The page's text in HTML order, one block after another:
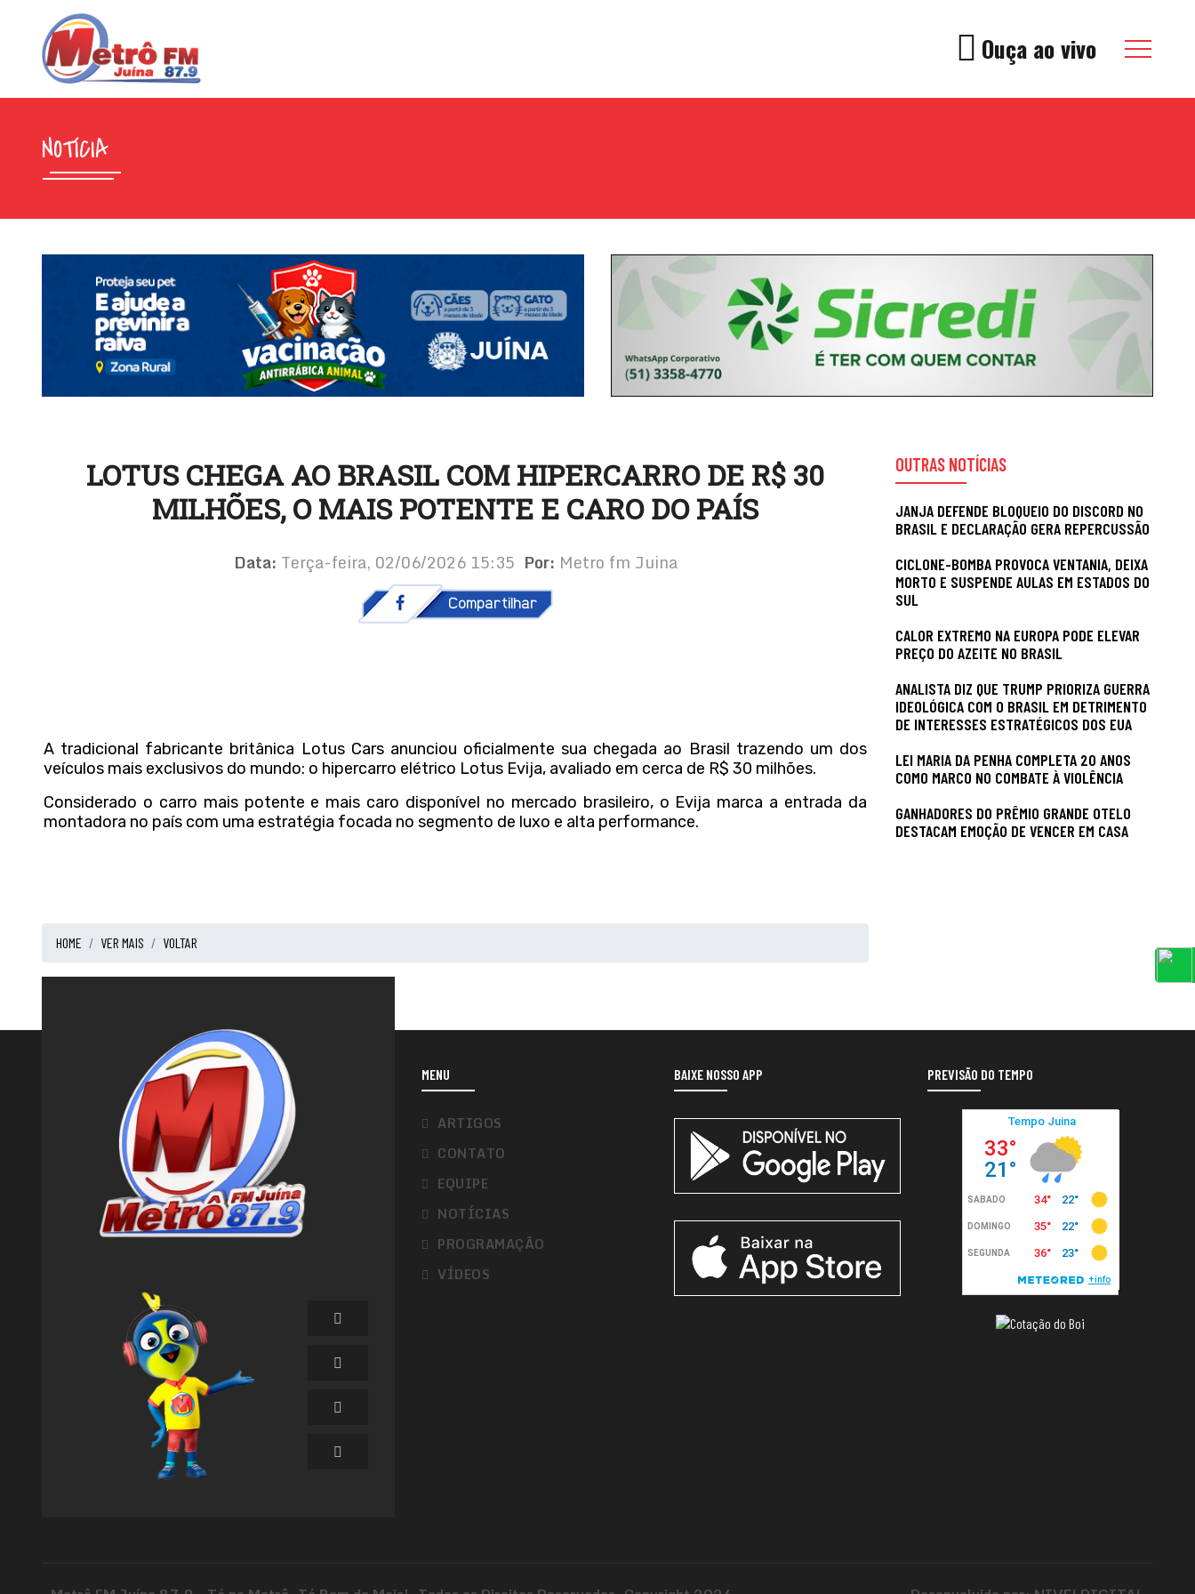
Ouça ao vivo
NOTÍCIA
LOTUS CHEGA AO BRASIL COM HIPERCARRO DE R$ 30
MILHÕES, O MAIS POTENTE E CARO DO PAÍS
Data: Terça-feira, 02/06/2026 15:35 Por: Metro fm Juina
A tradicional fabricante britânica Lotus Carsanunciou oficialmente sua chegada ao Brasil trazendo um dos
veículos mais exclusivos do mundo: o hipercarro elétrico Lotus Evija, avaliado em cerca de R$ 30 milhões.
Considerado o carro mais potente e mais caro disponível no mercado brasileiro, o Evija marca a entrada da
montadora no país com uma estratégia focada no segmento de luxo e alta performance.
HOME VER MAIS VOLTAR
OUTRAS NOTÍCIAS
JANJA DEFENDE BLOQUEIO DO DISCORD NO
BRASIL E DECLARAÇÃO GERA REPERCUSSÃO
CICLONE-BOMBA PROVOCA VENTANIA, DEIXA
MORTO E SUSPENDE AULAS EM ESTADOS DO
SUL
CALOR EXTREMO NA EUROPA PODE ELEVAR
PREÇO DO AZEITE NO BRASIL
ANALISTA DIZ QUE TRUMP PRIORIZA GUERRA
IDEOLÓGICA COM O BRASIL EM DETRIMENTO
DE INTERESSES ESTRATÉGICOS DOS EUA
LEI MARIA DA PENHA COMPLETA 20 ANOS
COMO MARCO NO COMBATE À VIOLÊNCIA
GANHADORES DO PRÊMIO GRANDE OTELO
DESTACAM EMOÇÃO DE VENCER EM CASA
MENU
ARTIGOS
CONTATO
EQUIPE
NOTÍCIAS
PROGRAMAÇÃO
VÍDEOS
BAIXE NOSSO APP PREVISÃO DO TEMPO